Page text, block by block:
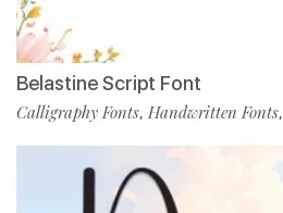
Belastine Script Font
Calligraphy Fonts, Handwritten Fonts,